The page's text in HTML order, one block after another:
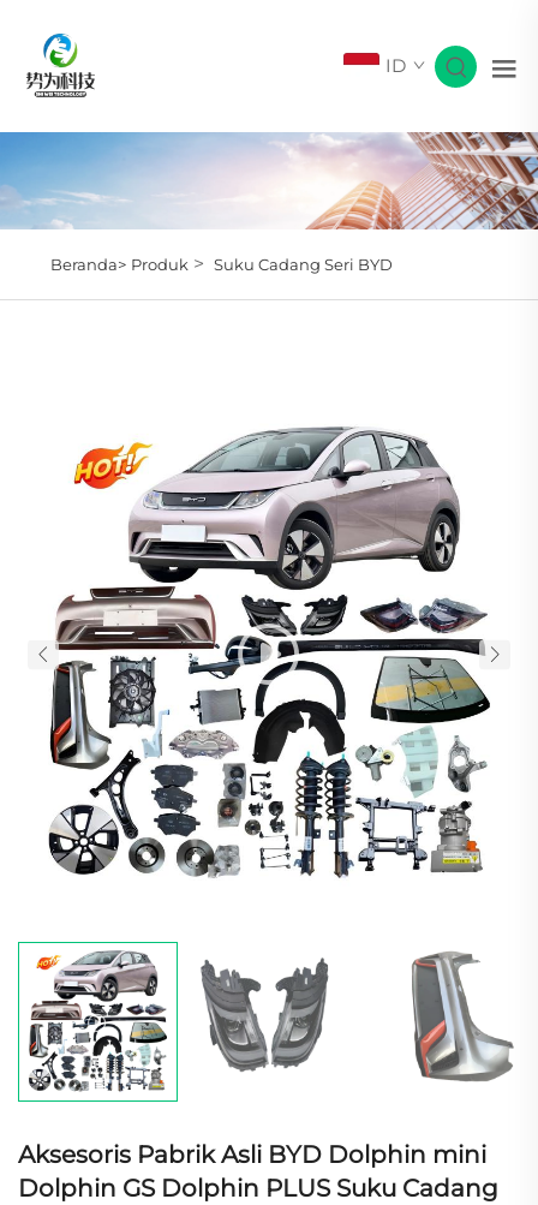
ID
Beranda> Produk> Suku Cadang Seri BYD
Aksesoris Pabrik Asli BYD Dolphin mini
Dolphin GS Dolphin PLUS Suku Cadang